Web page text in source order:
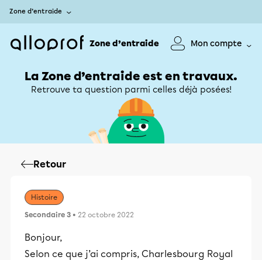
Zone d’entraide
Zone d’entraide Mon compte
La Zone d’entraide est en travaux.
Retrouve ta question parmi celles déjà posées!
Retour
Histoire
Secondaire 3 • 22 octobre 2022
Bonjour,
Selon ce que j’ai compris, Charlesbourg Royal